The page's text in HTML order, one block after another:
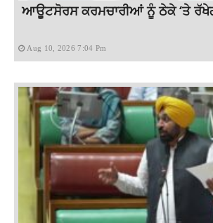
ਆਊਟਸੋਰਸ ਕਰਮਚਾਰੀਆਂ ਨੂੰ ਠੇਕੇ ‘ਤੇ
Aug 10, 2026 7:04 Pm